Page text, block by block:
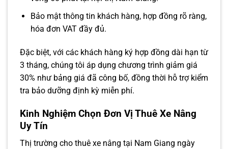
Bảo mật thông tin khách hàng, hợp đồng rõ ràng,
hóa đơn VAT đầy đủ.
Đặc biệt, với các khách hàng ký hợp đồng dài hạn từ
3 tháng, chúng tôi áp dụng chương trình giảm giá
30% như bảng giá đã công bố, đồng thời hỗ trợ kiểm
tra bảo dưỡng định kỳ miễn phí.
Kinh Nghiệm Chọn Đơn Vị Thuê Xe Nâng
Uy Tín
Thị trường cho thuê xe nâng tại Nam Giang ngày